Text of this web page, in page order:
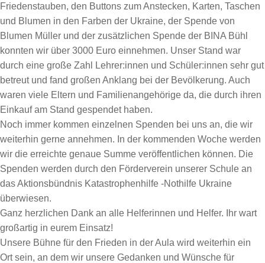
Friedenstauben, den Buttons zum Anstecken, Karten, Taschen
und Blumen in den Farben der Ukraine, der Spende von
Blumen Müller und der zusätzlichen Spende der BINA Bühl
konnten wir über 3000 Euro einnehmen. Unser Stand war
durch eine große Zahl Lehrer:innen und Schüler:innen sehr gut
betreut und fand großen Anklang bei der Bevölkerung. Auch
waren viele Eltern und Familienangehörige da, die durch ihren
Einkauf am Stand gespendet haben.
Noch immer kommen einzelnen Spenden bei uns an, die wir
weiterhin gerne annehmen. In der kommenden Woche werden
wir die erreichte genaue Summe veröffentlichen können. Die
Spenden werden durch den Förderverein unserer Schule an
das Aktionsbündnis Katastrophenhilfe -Nothilfe Ukraine
überwiesen.
Ganz herzlichen Dank an alle Helferinnen und Helfer. Ihr wart
großartig in eurem Einsatz!
Unsere Bühne für den Frieden in der Aula wird weiterhin ein
Ort sein, an dem wir unsere Gedanken und Wünsche für